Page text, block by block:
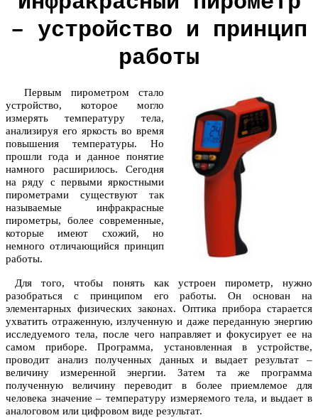
– устройство и принцип
работы
Первым пирометром стало
устройство, которое могло
измерять температуру тела,
анализируя его яркость во время
повышения температуры. Но
прошли года и данное понятие
намного расширилось. Сегодня
на ряду с первыми яркостными
пирометрами существуют так
называемые инфракрасные
пирометры, более современные,
которые имеют схожий, но
немного отличающийся принцип
работы.
Для того, чтобы понять как устроен пирометр, нужно
разобраться с принципом его работы. Он основан на
элементарных физических законах. Оптика прибора старается
ухватить отраженную, излученную и даже переданную энергию
исследуемого тела, после чего направляет и фокусирует ее на
самом приборе. Программа, установленная в устройстве,
проводит анализ полученных данных и выдает результат –
величину измеренной энергии. Затем та же программа
полученную величину переводит в более приемлемое для
человека значение – температуру измеряемого тела, и выдает в
аналоговом или цифровом виде результат.